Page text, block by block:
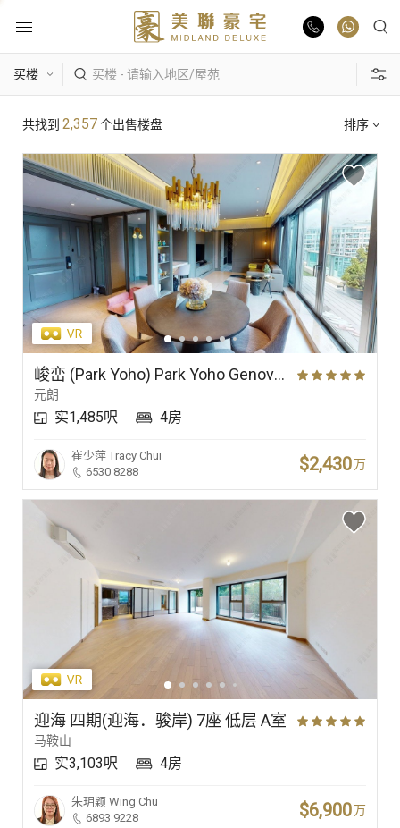
物业出售
业主放盘
豪宅报告
豪宅资讯
更多楼盘
豪宅专家
豪宅分行
主题搵楼
区域 景观 单位特色
共找到 2,357个出售楼盘 排序
峻峦 (Park Yoho) Park Yoho Genova 2A期 29座 高层 A室
元朗
实1,485呎 4房
崔少萍 Tracy Chui
6530 8288
$2,430万
迎海 四期(迎海．骏岸) 7座 低层 A室
马鞍山
实3,103呎 4房
朱玥颖 Wing Chu
6893 9228
$6,900万